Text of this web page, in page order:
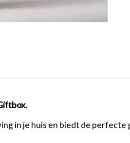
in je huis en biedt de